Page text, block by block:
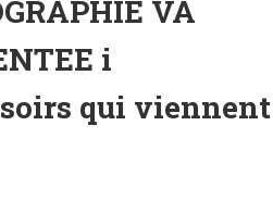
VA
i
qui viennent